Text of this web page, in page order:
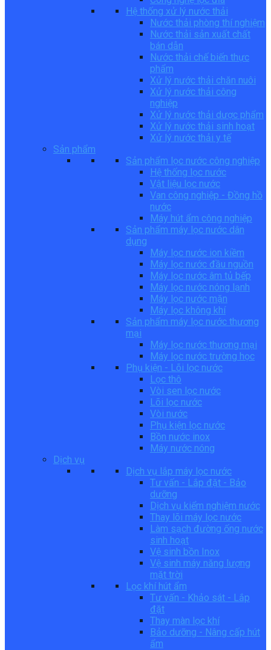
Hệ thống xử lý nước thải
Nước thải phòng thí nghiệm
Nước thải sản xuất chất
bán dẫn
Nước thải chế biến thực
phẩm
Xử lý nước thải chăn nuôi
Xử lý nước thải công
nghiệp
Xử lý nước thải dược phẩm
Xử lý nước thải sinh hoạt
Xử lý nước thải y tế
Sản phẩm
Sản phẩm lọc nước công nghiệp
Hệ thống lọc nước
Vật liệu lọc nước
Van công nghiệp - Đồng hồ
nước
Máy hút ẩm công nghiệp
Sản phẩm máy lọc nước dân
dụng
Máy lọc nước ion kiềm
Máy lọc nước đầu nguồn
Máy lọc nước âm tủ bếp
Máy lọc nước nóng lạnh
Máy lọc nước mặn
Máy lọc không khí
Sản phẩm máy lọc nước thương
mại
Máy lọc nước thương mại
Máy lọc nước trường học
Phụ kiện - Lõi lọc nước
Lọc thô
Vòi sen lọc nước
Lõi lọc nước
Vòi nước
Phụ kiện lọc nước
Bồn nước inox
Máy nước nóng
Dịch vụ
Dịch vụ lắp máy lọc nước
Tư vấn - Lắp đặt - Bảo
dưỡng
Dịch vụ kiểm nghiệm nước
Thay lõi máy lọc nước
Làm sạch đường ống nước
sinh hoạt
Vệ sinh bồn Inox
Vệ sinh máy năng lượng
mặt trời
Lọc khí hút ẩm
Tư vấn - Khảo sát - Lắp
đặt
Thay màn lọc khí
Bảo dưỡng - Nâng cấp hút
ẩm